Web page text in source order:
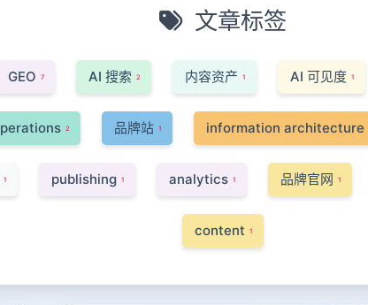
文章标签
GEO 7 AI 搜索 2 内容资产 1 AI 可见度 1
2 品牌站 1 information architecture
1 publishing 1 analytics 1 品牌官网 1
content 1